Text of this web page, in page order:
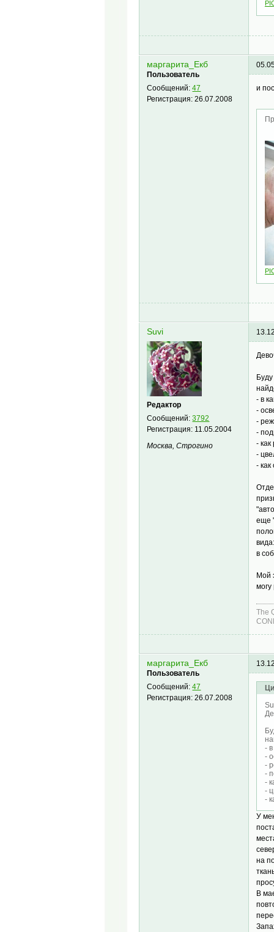
маргарита_Екб
Пользователь
Сообщений:47
Регистрация:26.07.2008
и
Suvi
Редактор
Сообщений:3792
Регистрация: 11.05.2004
Москва, Строгино
- в
-
-
-
-
-
-
еще
в
Мой
The
маргарита_Екб
Пользователь
Сообщений:47
Регистрация:26.07.2008
-
-
-
-
-
-
-
У
на
В